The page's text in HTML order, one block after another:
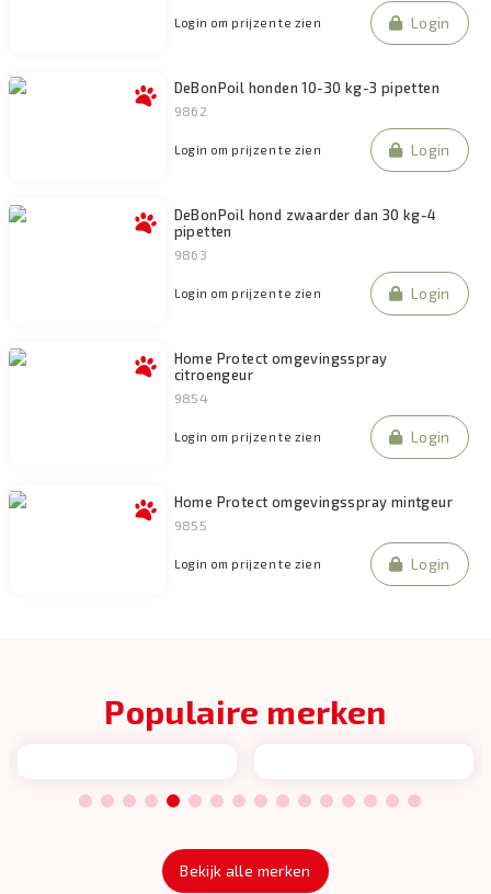
Login om prijzen te zien Login
DeBonPoil honden 10-30 kg-3 pipetten
9862
Login om prijzen te zien Login
DeBonPoil hond zwaarder dan 30 kg-4
pipetten
9863
Login om prijzen te zien Login
Home Protect omgevingsspray
citroengeur
9854
Login om prijzen te zien Login
Home Protect omgevingsspray mintgeur
9855
Login om prijzen te zien Login
Populaire merken
1 2 3 4 5 6 7 8 9 10 11 12 13 14 15 16
Bekijk alle merken